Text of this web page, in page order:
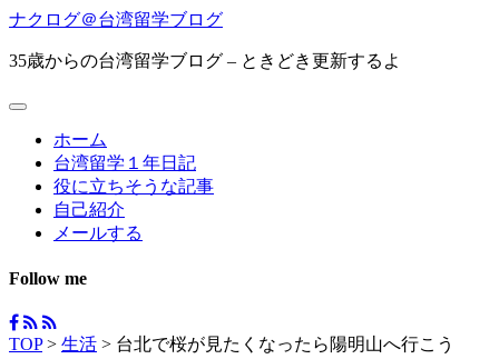
ナクログ＠台湾留学ブログ
35歳からの台湾留学ブログ – ときどき更新するよ
ホーム
台湾留学１年日記
役に立ちそうな記事
自己紹介
メールする
Follow me
TOP> 生活 > 台北で桜が見たくなったら陽明山へ行こう